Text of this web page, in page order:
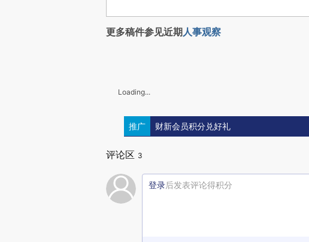
更多稿件参见近期人事观察
Loading...
推广 财新会员积分兑好礼
评论区 3
登录后发表评论得积分